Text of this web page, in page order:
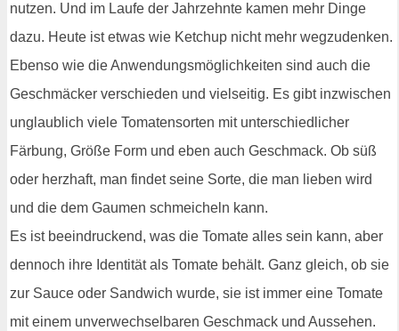
nutzen. Und im Laufe der Jahrzehnte kamen mehr Dinge
dazu. Heute ist etwas wie Ketchup nicht mehr wegzudenken.
Ebenso wie die Anwendungsmöglichkeiten sind auch die
Geschmäcker verschieden und vielseitig. Es gibt inzwischen
unglaublich viele Tomatensorten mit unterschiedlicher
Färbung, Größe Form und eben auch Geschmack. Ob süß
oder herzhaft, man findet seine Sorte, die man lieben wird
und die dem Gaumen schmeicheln kann.
Es ist beeindruckend, was die Tomate alles sein kann, aber
dennoch ihre Identität als Tomate behält. Ganz gleich, ob sie
zur Sauce oder Sandwich wurde, sie ist immer eine Tomate
mit einem unverwechselbaren Geschmack und Aussehen.